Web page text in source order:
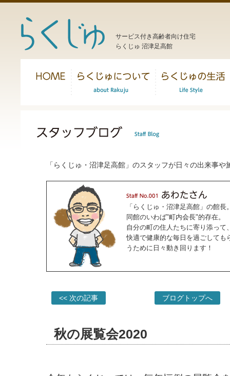
サービス付き高齢者向け住宅
らくじゅ 沼津足高館
「らくじゅ・沼津足高館」のスタッフが日々の出来事
「らくじゅ・沼津足高館」の館長
同館のいわば"町内会長"的存在。
自分の町の住人たちに寄り添って
快適で健康的な毎日を過ごしても
うために日々動き回ります！
<< 次の記事 ブログトップへ
秋の展覧会2020